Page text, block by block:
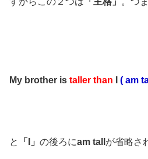
My brother is taller than ( am
と 「I」 の後ろにam tall が省略さ